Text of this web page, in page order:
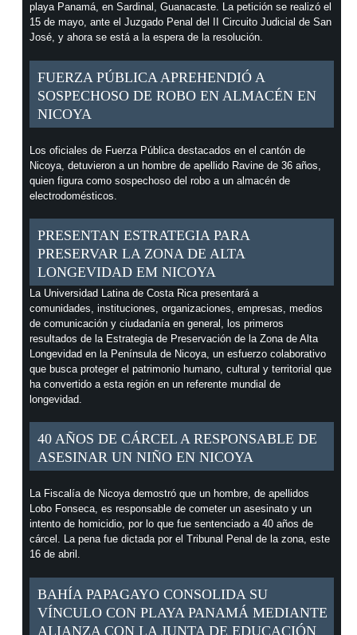
playa Panamá, en Sardinal, Guanacaste. La petición se realizó el
15 de mayo, ante el Juzgado Penal del II Circuito Judicial de San
José, y ahora se está a la espera de la resolución.
FUERZA PÚBLICA APREHENDIÓ A
SOSPECHOSO DE ROBO EN ALMACÉN EN
NICOYA
Los oficiales de Fuerza Pública destacados en el cantón de
Nicoya, detuvieron a un hombre de apellido Ravine de 36 años,
quien figura como sospechoso del robo a un almacén de
electrodomésticos.
PRESENTAN ESTRATEGIA PARA
PRESERVAR LA ZONA DE ALTA
LONGEVIDAD EM NICOYA
La Universidad Latina de Costa Rica presentará a
comunidades, instituciones, organizaciones, empresas, medios
de comunicación y ciudadanía en general, los primeros
resultados de la Estrategia de Preservación de la Zona de Alta
Longevidad en la Península de Nicoya, un esfuerzo colaborativo
que busca proteger el patrimonio humano, cultural y territorial que
ha convertido a esta región en un referente mundial de
longevidad.
40 AÑOS DE CÁRCEL A RESPONSABLE DE
ASESINAR UN NIÑO EN NICOYA
La Fiscalía de Nicoya demostró que un hombre, de apellidos
Lobo Fonseca, es responsable de cometer un asesinato y un
intento de homicidio, por lo que fue sentenciado a 40 años de
cárcel. La pena fue dictada por el Tribunal Penal de la zona, este
16 de abril.
BAHÍA PAPAGAYO CONSOLIDA SU
VÍNCULO CON PLAYA PANAMÁ MEDIANTE
ALIANZA CON LA JUNTA DE EDUCACIÓN